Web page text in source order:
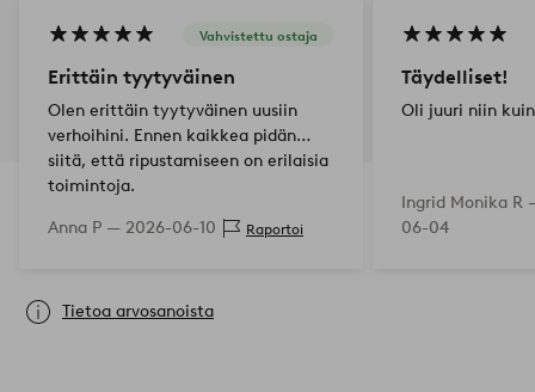
Vahvistettu ostaja
Erittäin tyytyväinen
Olen erittäin tyytyväinen uusiin
verhoihini. Ennen kaikkea pidän
siitä, että ripustamiseen on erilaisia
toimintoja.
Anna P — 2026-06-10 Raportoi
Täydelliset!
Oli juuri niin
Ingrid Monika R
06-04
Tietoa arvosanoista